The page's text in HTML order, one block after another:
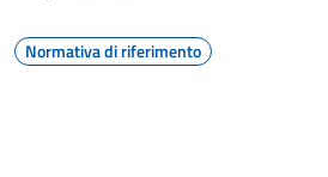
Normativa di riferimento